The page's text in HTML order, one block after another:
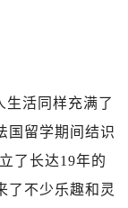
生活同样充满了
国留学期间结识
了长达19年的
了不少乐趣和灵